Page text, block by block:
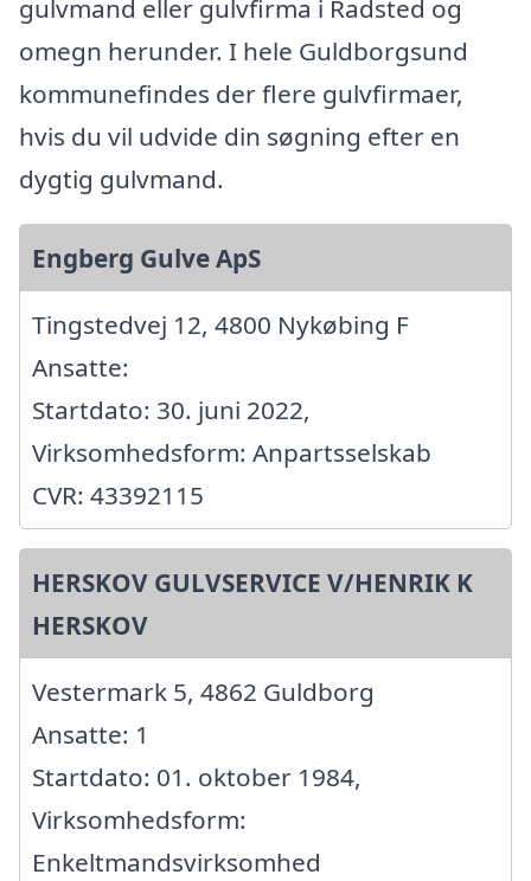
gulvmand eller gulvfirma i Radsted og
omegn herunder. I hele Guldborgsund
kommunefindes der flere gulvfirmaer,
hvis du vil udvide din søgning efter en
dygtig gulvmand.
Engberg Gulve ApS
Tingstedvej 12, 4800 Nykøbing F
Ansatte:
Startdato: 30. juni 2022,
Virksomhedsform: Anpartsselskab
CVR: 43392115
HERSKOV GULVSERVICE V/HENRIK K
HERSKOV
Vestermark 5, 4862 Guldborg
Ansatte: 1
Startdato: 01. oktober 1984,
Virksomhedsform:
Enkeltmandsvirksomhed